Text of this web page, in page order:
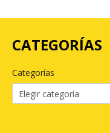
CATEGORÍAS
Categorías